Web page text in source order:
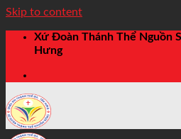
Skip to content
Xứ Đoàn Thánh Thể Nguồn
Hưng